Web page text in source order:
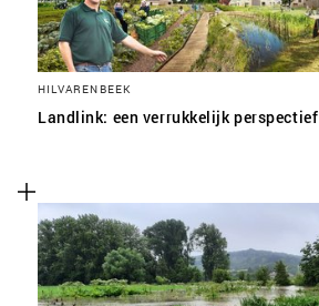
HILVARENBEEK
Landlink: een verrukkelijk perspectief